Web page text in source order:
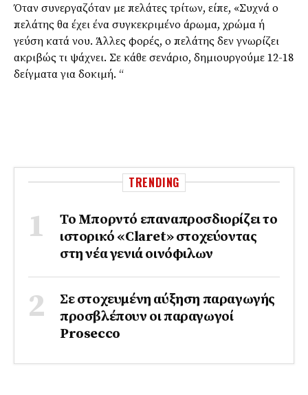
Όταν συνεργαζόταν με πελάτες τρίτων, είπε, «Συχνά ο
πελάτης θα έχει ένα συγκεκριμένο άρωμα, χρώμα ή
γεύση κατά νου. Άλλες φορές, ο πελάτης δεν γνωρίζει
ακριβώς τι ψάχνει. Σε κάθε σενάριο, δημιουργούμε 12-18
δείγματα για δοκιμή. “
TRENDING
Το Μπορντό επαναπροσδιορίζει το
ιστορικό «Claret» στοχεύοντας
στη νέα γενιά οινόφιλων
Σε στοχευμένη αύξηση παραγωγής
προσβλέπουν οι παραγωγοί
Prosecco